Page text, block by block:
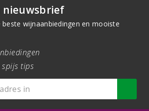
nieuwsbrief
beste wijnaanbiedingen en mooiste
tips